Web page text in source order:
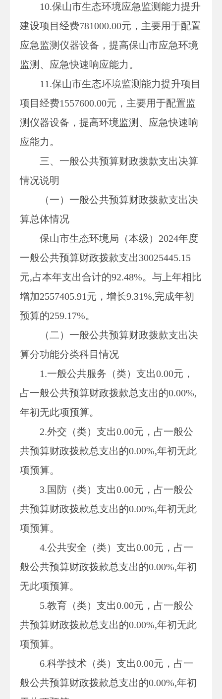
10.保山市生态环境应急监测能力提升
建设项目经费781000.00元，主要用于配置
应急监测仪器设备，提高保山市应急环境
监测、应急快速响应能力。
11.保山市生态环境监测能力提升项目
项目经费1557600.00元，主要用于配置监
测仪器设备，提高环境监测、应急快速响
应能力。
三、一般公共预算财政拨款支出决算
情况说明
（一）一般公共预算财政拨款支出决
算总体情况
保山市生态环境局（本级） 2024年度
一般公共预算财政拨款支出30025445.15
元,占本年支出合计的92.48%。与上年相比
增加2557405.91 元，增长9.31%,完成年初
预算的259.17%。
（二）一般公共预算财政拨款支出决
算分功能分类科目情况
1.一般公共服务（类）支出0.00元，
占一般公共预算财政拨款总支出的0.00%,
年初无此项预算。
2.外交（类）支出0.00元，占一般公
共预算财政拨款总支出的0.00%,年初无此
项预算。
3.国防（类）支出0.00元，占一般公
共预算财政拨款总支出的0.00%,年初无此
项预算。
4.公共安全（类）支出0.00元，占一
般公共预算财政拨款总支出的0.00%,年初
无此项预算。
5.教育（类）支出0.00元，占一般公
共预算财政拨款总支出的0.00%,年初无此
项预算。
6.科学技术（类）支出0.00元，占一
般公共预算财政拨款总支出的0.00%,年初